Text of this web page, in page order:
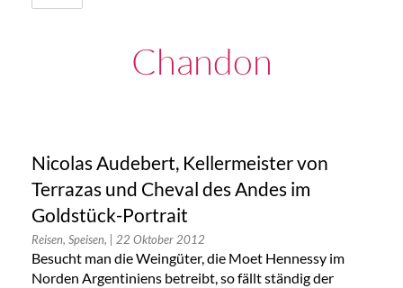
Chandon
Nicolas Audebert, Kellermeister von
Terrazas und Cheval des Andes im
Goldstück-Portrait
Reisen, Speisen, | 22 Oktober 2012
Besucht man die Weingüter, die Moet Hennessy im
Norden Argentiniens betreibt, so fällt ständig der